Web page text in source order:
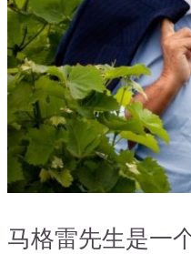
马格雷先生是一